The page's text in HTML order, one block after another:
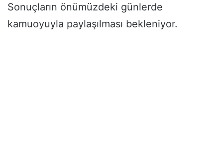
Sonuçların önümüzdeki günlerde
kamuoyuyla paylaşılması bekleniyor.